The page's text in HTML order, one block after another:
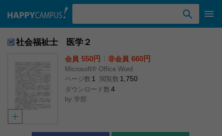
社会福祉士 医学２
会員 550円 非会員 660円
Microsoft® Office Word
ページ数 1 閲覧数 1,750
ダウンロード数 4
by 学部